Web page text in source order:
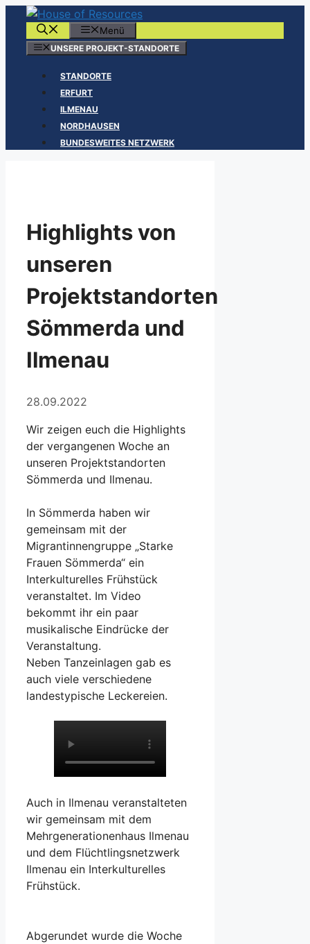
Zum
springen
Menü
UNSERE PROJEKT-STANDORTE
STANDORTE
ERFURT
ILMENAU
NORDHAUSEN
BUNDESWEITES NETZWERK
Highlights von
unseren
Projektstandorten
Sömmerda und
Ilmenau
28.09.2022
Wir zeigen euch die Highlights
der vergangenen Woche an
unseren Projektstandorten
Sömmerda und Ilmenau.
In Sömmerda haben wir
gemeinsam mit der
Migrantinnengruppe „Starke
Frauen Sömmerda“ ein
Interkulturelles Frühstück
veranstaltet. Im Video
bekommt ihr ein paar
musikalische Eindrücke der
Veranstaltung.
Neben Tanzeinlagen gab es
auch viele verschiedene
landestypische Leckereien.
Auch in Ilmenau veranstalteten
wir gemeinsam mit dem
Mehrgenerationenhaus Ilmenau
und dem Flüchtlingsnetzwerk
Ilmenau ein Interkulturelles
Frühstück.
Abgerundet wurde die Woche